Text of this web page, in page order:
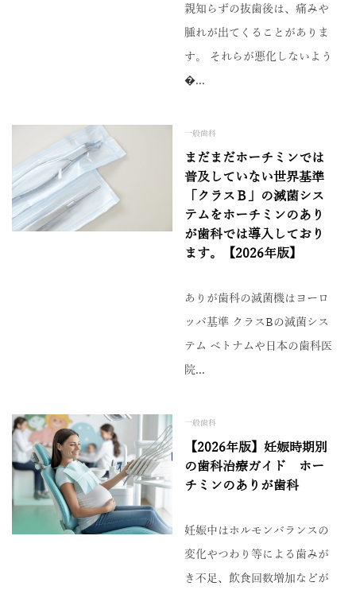
親知らずの抜歯後は、痛みや
腫れが出てくることがありま
す。 それらが悪化しないよう
�...
一般歯科
まだまだホーチミンでは
普及していない世界基準
「クラスＢ」の滅菌シス
テムをホーチミンのあり
が歯科では導入しており
ます。【2026年版】
ありが歯科の滅菌機はヨーロ
ッパ基準 クラスBの滅菌シス
テム ベトナムや日本の歯科医
院...
一般歯科
【2026年版】妊娠時期別
の歯科治療ガイド ホー
チミンのありが歯科
妊娠中はホルモンバランスの
変化やつわり等による歯みが
き不足、飲食回数増加などが